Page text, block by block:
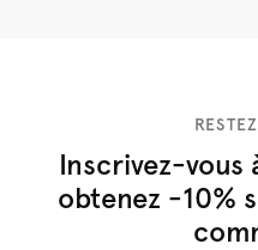
Inscrivez-vous
obtenez -10%